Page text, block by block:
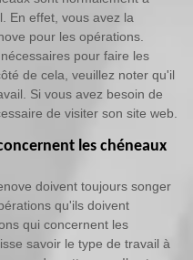
En effet, vous avez la
pour les opérations.
pour faire les
de cela, veuillez noter qu'il
Si vous avez besoin de
de visiter son site web.
les chéneaux
doivent toujours songer
qu'ils doivent
qui concernent les
savoir le type de travail à